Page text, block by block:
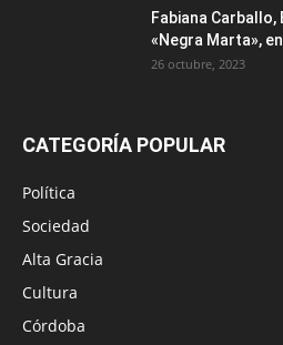
Fabiana
«Negra Marta»,
26 octubre, 2023
CATEGORÍA POPULAR
Política
Sociedad
Alta Gracia
Cultura
Córdoba